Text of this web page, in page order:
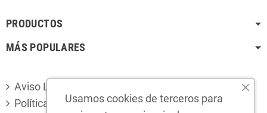
PRODUCTOS
MÁS POPULARES
Aviso Legal
Política de privacidadUsamos cookies de terceros para